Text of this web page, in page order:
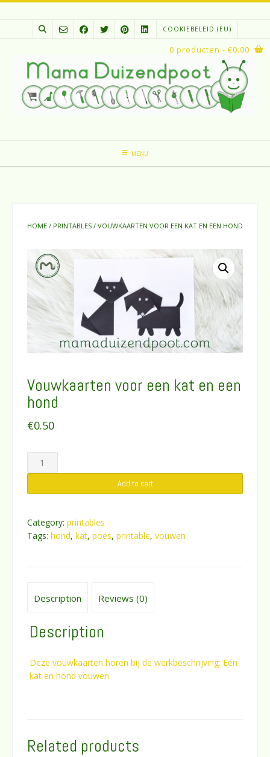
Spring
COOKIEBELEID (EU)
MENU
0 producten - €0.00
HOME / PRINTABLES / VOUWKAARTEN VOOR EEN KAT EN EEN HOND
Vouwkaarten voor een kat en een
hond
€0.50
Vouwkaarten
voor
kat
een
hond
Add to cart
Category: printables
Tags: hond, kat, poes, printable, vouwen
Description Reviews (0)
Description
Deze vouwkaarten horen bij de werkbeschrijving: Een
kat en hond vouwen
Related products